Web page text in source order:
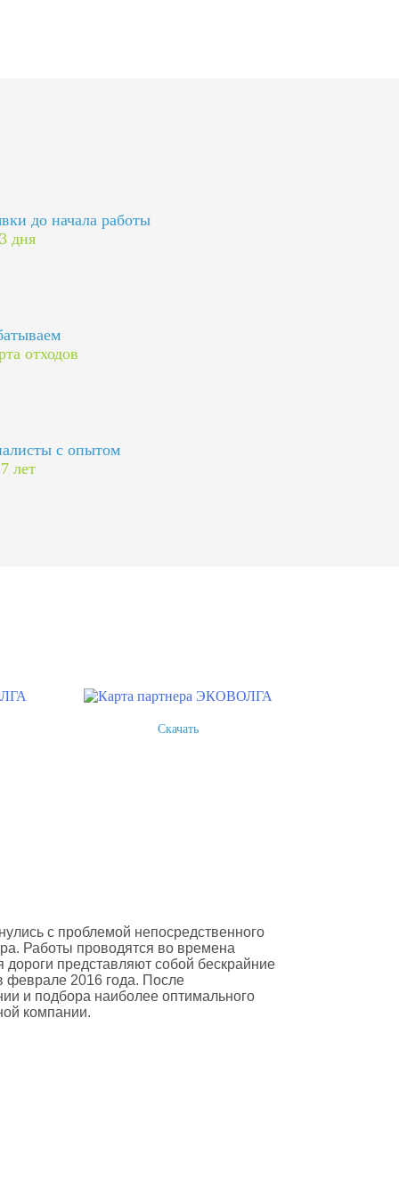
до начала работы
дня
отходов
с опытом
лет
Скачать
с проблемой непосредственного
Работы проводятся во времена
дороги представляют собой бескрайние
феврале 2016 года. После
и подбора наиболее оптимального
компании.